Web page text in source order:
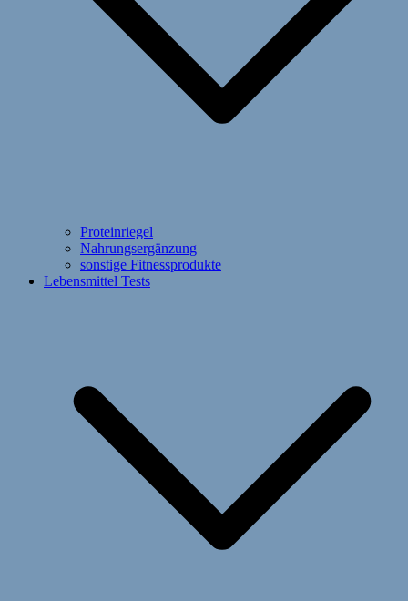
Proteinriegel
Nahrungsergänzung
sonstige Fitnessprodukte
Lebensmittel Tests